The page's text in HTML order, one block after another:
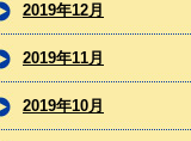
2019年12月
2019年11月
2019年10月